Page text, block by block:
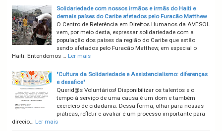
Solidariedade com nossos irmãos e irmãs do Haiti e
demais países do Caribe afetados pelo Furacão Matthew
O Centro de Referência em Direitos Humanos da AVESOL
vem, por meio desta, expressar solidariedade com a
população dos países da região do Caribe que estão
sendo afetados pelo Furacão Matthew, em especial o
Haiti. Entendemos … Ler mais
"Cultura da Solidariedade e Assistencialismo: diferenças
e desafios"
Querid@s Voluntários! Disponibilizar os talentos e o
tempo à serviço de uma causa é um dom e também
exercício de cidadania. Dessa forma, olhar para nossas
práticas, refletir e avaliar é um processo importante para
direcio… Ler mais